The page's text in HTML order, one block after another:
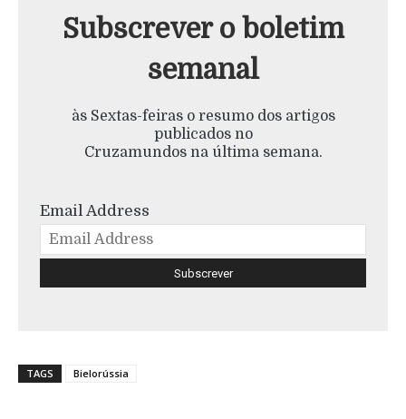
Subscrever o boletim
semanal
às Sextas-feiras o resumo dos artigos
publicados no
Cruzamundos na última semana.
Email Address
TAGS Bielorússia